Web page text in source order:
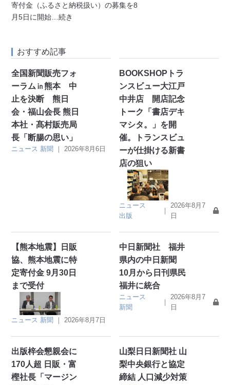
寄付金（ふるさと納税扱い）の募集を8
月5日に開始 …続き
おすすめ記事
全国新聞販売フォ
ーラム㏌熊本 中
止を決断 熊日
会・福山会長 熊日
本社・髙村販売局
長「断腸の思い」
ニュース 新聞 ｜2026年8月6日
BOOKSHOPトラ
ンスビュー大江戸
中井店 開店記念
トーク「書店デキ
マシタ。」を開
催。トランスビュ
ーが仕掛ける新書
店の狙い
ニュース
出版
｜
2026年8月7
日
【熊本地震】日販
協、熊本地震に特
定寄付金 9月30日
まで受付
ニュース 新聞 ｜2026年8月7日
中日新聞社 福井
県内の中日新聞
10月から日刊県民
福井に統合
ニュース
新聞
｜
2026年8月7
日
出版梓会懇親会に
170人超 日販・富
樫社長「マージン
山梨日日新聞社 山
梨中央銀行と協定
締結 人口減少対策